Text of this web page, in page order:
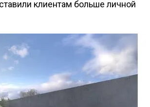
клиентам больше личной